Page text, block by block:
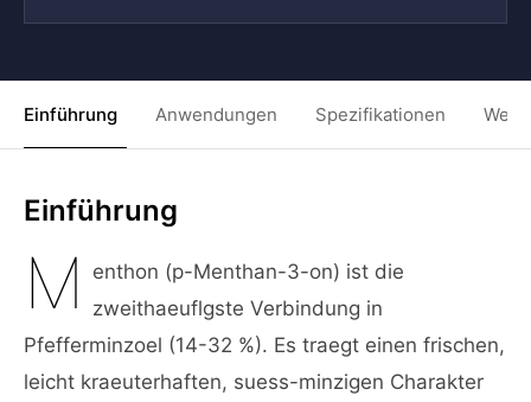
Einführung Anwendungen Spezifikationen
Einführung
M
enthon (p-Menthan-3-on) ist die
zweithaeuflgste Verbindung in
Pfefferminzoel (14-32 %). Es traegt einen frischen,
leicht kraeuterhaften, suess-minzigen Charakter